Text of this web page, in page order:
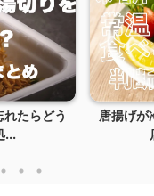
唐揚げが冷めるとまず
店のように